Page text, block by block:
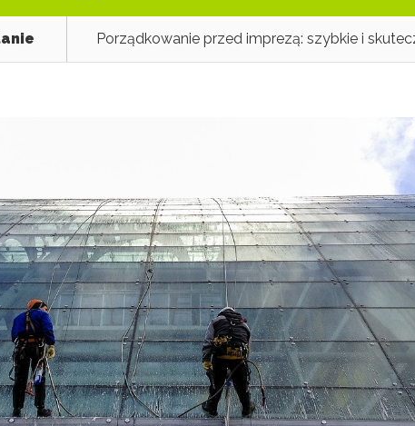
Porządkowanie przed imprezą: szybkie i